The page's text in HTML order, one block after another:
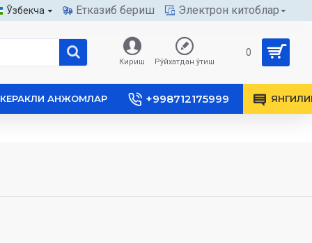
Ўзбекча Етказиб бериш Электрон китоблар
Кириш Рўйхатдан ўтиш
0
КЕРАКЛИ АНЖОМЛАР +998712175999